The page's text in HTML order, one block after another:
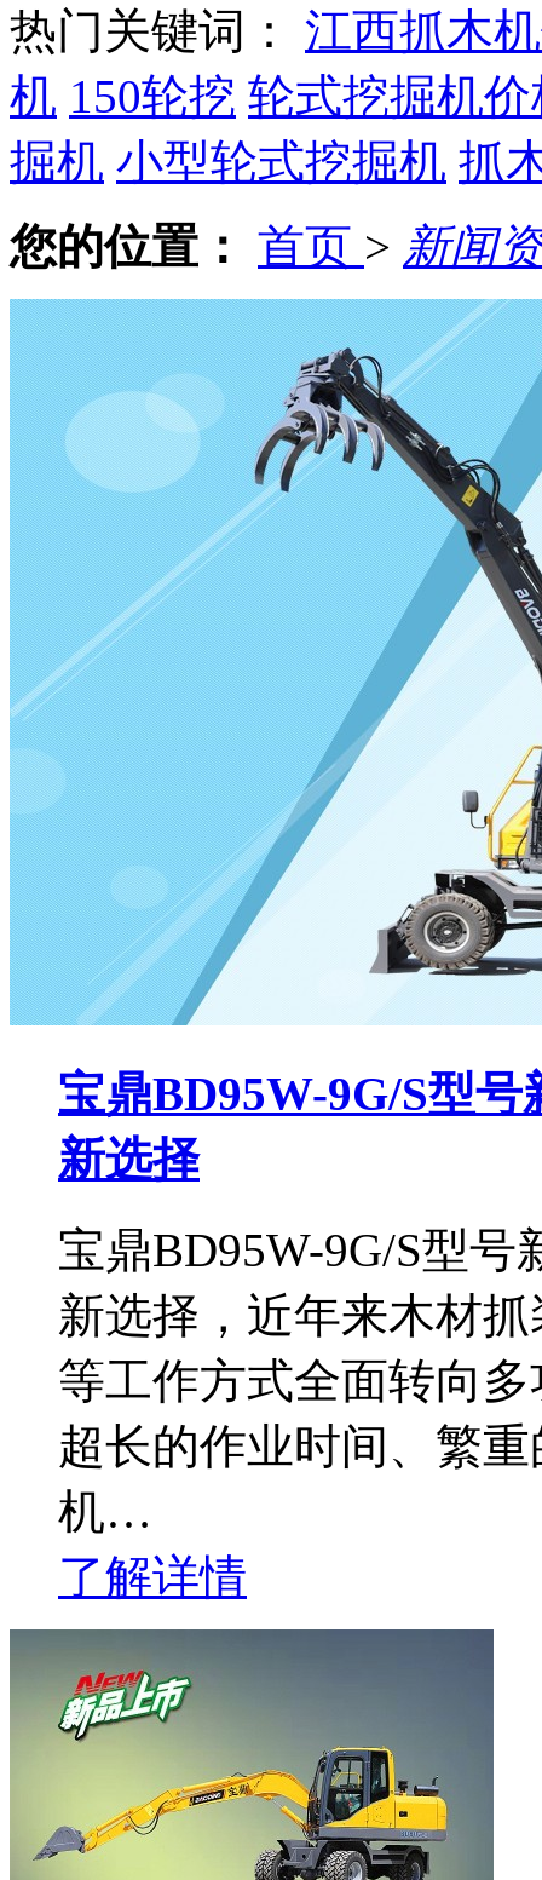
热门关键词： 江西抓木
机 150轮挖 轮式挖掘机
掘机 小型轮式挖掘机 抓
您的位置： 首页 > 新闻
宝鼎BD95W-9G/S型
新选择
宝鼎BD95W-9G/S型
新选择，近年来木材
等工作方式全面转向
超长的作业时间、繁
机…
了解详情